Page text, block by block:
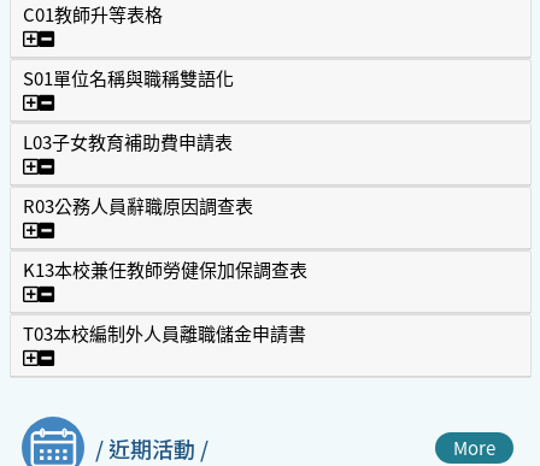
C01教師升等表格
C01教師升等表格
S01單位名稱與職稱雙語化
S01單位名稱與職稱雙語化
L03子女教育補助費申請表
L03子女教育補助費申請表
R03公務人員辭職原因調查表
R03公務人員辭職原因調查表
K13本校兼任教師勞健保加保調查表
K13本校兼任教師勞健保加保調查表
T03本校編制外人員離職儲金申請書
T03本校編制外人員離職儲金申請書
/ 近期活動 / More